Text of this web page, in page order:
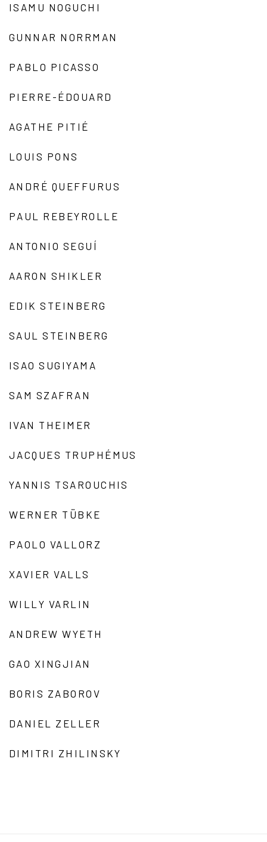
ISAMU NOGUCHI
GUNNAR NORRMAN
PABLO PICASSO
PIERRE-ÉDOUARD
AGATHE PITIÉ
LOUIS PONS
ANDRÉ QUEFFURUS
PAUL REBEYROLLE
ANTONIO SEGUÍ
AARON SHIKLER
EDIK STEINBERG
SAUL STEINBERG
ISAO SUGIYAMA
SAM SZAFRAN
IVAN THEIMER
JACQUES TRUPHÉMUS
YANNIS TSAROUCHIS
WERNER TÜBKE
PAOLO VALLORZ
XAVIER VALLS
WILLY VARLIN
ANDREW WYETH
GAO XINGJIAN
BORIS ZABOROV
DANIEL ZELLER
DIMITRI ZHILINSKY